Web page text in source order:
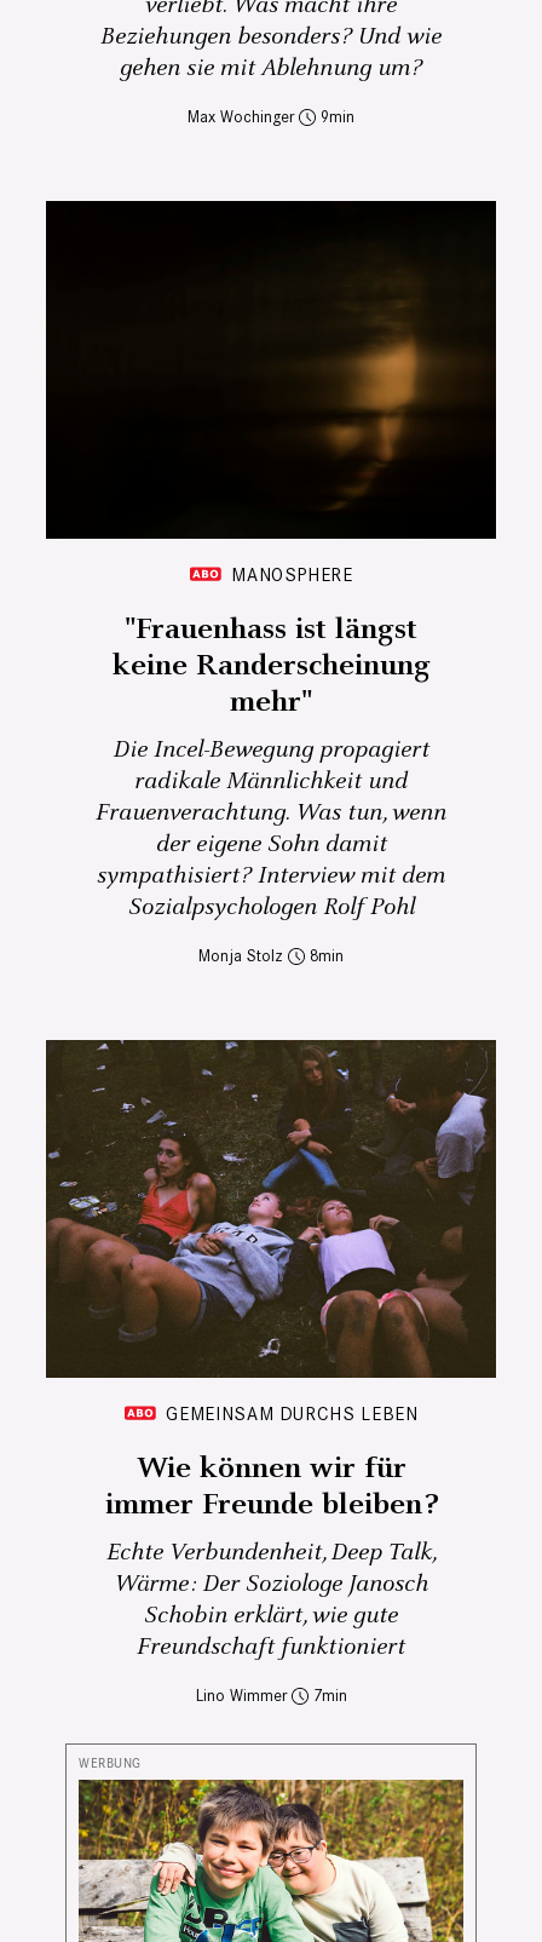
Beziehungen besonders? Und wie
gehen sie mit Ablehnung um?
Max Wochinger 9
MANOSPHERE
"Frauenhass ist längst
keine Randerscheinung
mehr"
Die Incel-Bewegung propagiert
radikale Männlichkeit und
Frauenverachtung. Was tun, wenn
der eigene Sohn damit
sympathisiert? Interview mit dem
Sozialpsychologen Rolf Pohl
Monja Stolz 8
GEMEINSAM DURCHS LEBEN
Wie können wir für
immer Freunde bleiben?
Echte Verbundenheit, Deep Talk,
Wärme: Der Soziologe Janosch
Schobin erklärt, wie gute
Freundschaft funktioniert
Lino Wimmer 7